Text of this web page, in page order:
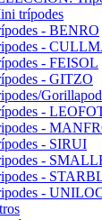
trípodes
- BENRO
-
- FEISOL
- GITZO
-
-
- SIRUI
-
-
-